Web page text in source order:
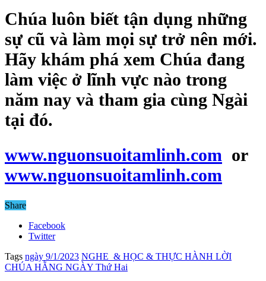
Chúa luôn biết tận dụng những
sự cũ và làm mọi sự trở nên mới.
Hãy khám phá xem Chúa đang
làm việc ở lĩnh vực nào trong
năm nay và tham gia cùng Ngài
tại đó.
www.nguonsuoitamlinh.com or
www.nguonsuoitamlinh.com
Share
Facebook
Twitter
Tags ngày 9/1/2023 NGHE & HỌC & THỰC HÀNH LỜI
CHÚA HẰNG NGÀY Thứ Hai